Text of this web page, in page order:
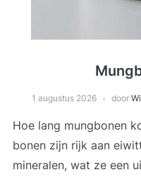
1 augustus 2026 door
Hoe lang mungbonen
bonen zijn rijk aan
mineralen, wat ze een